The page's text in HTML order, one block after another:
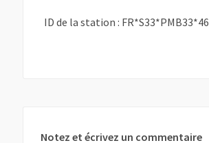
ID de la station : FR*S33*PMB33*46
Notez et écrivez un commentaire